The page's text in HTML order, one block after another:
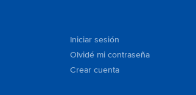
Iniciar sesión
Olvidé mi contraseña
Crear cuenta